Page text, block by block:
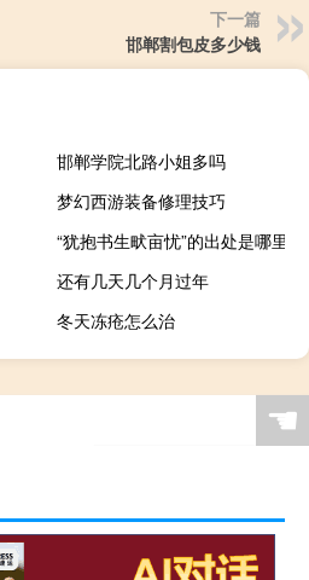
下一篇
邯郸割包皮多少钱
邯郸学院北路小姐多吗
梦幻西游装备修理技巧
“犹抱书生畎亩忧”的出处是哪里
还有几天几个月过年
冬天冻疮怎么治
☚